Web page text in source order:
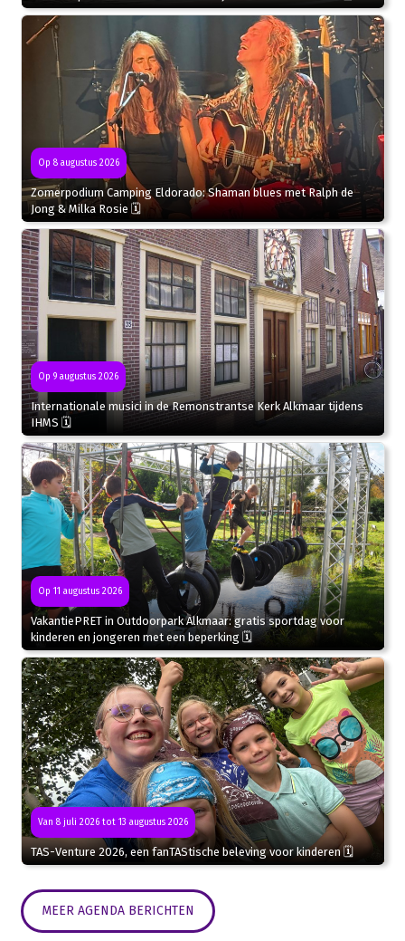
Op 8 augustus 2026
Zomerpodium Camping Eldorado: Shaman blues met Ralph de
Jong & Milka Rosie 🗓
Op 9 augustus 2026
Internationale musici in de Remonstrantse Kerk Alkmaar tijdens
IHMS 🗓
Op 11 augustus 2026
VakantiePRET in Outdoorpark Alkmaar: gratis sportdag voor
kinderen en jongeren met een beperking 🗓
Van 8 juli 2026 tot 13 augustus 2026
TAS-Venture 2026, een fanTAStische beleving voor kinderen 🗓
MEER AGENDA BERICHTEN